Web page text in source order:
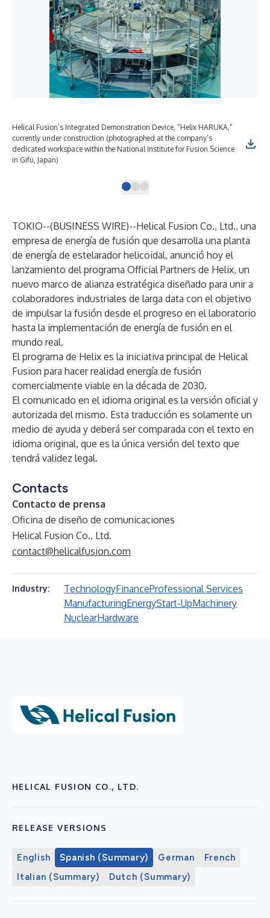
Helical Fusion’s Integrated Demonstration Device, “Helix HARUKA,”
currently under construction (photographed at the company’s
dedicated workspace within the National Institute for Fusion Science
in Gifu, Japan)
TOKIO--(BUSINESS WIRE)--Helical Fusion Co., Ltd., una
empresa de energía de fusión que desarrolla una planta
de energía de estelarador helicoidal, anunció hoy el
lanzamiento del programa Official Partners de Helix, un
nuevo marco de alianza estratégica diseñado para unir a
colaboradores industriales de larga data con el objetivo
de impulsar la fusión desde el progreso en el laboratorio
hasta la implementación de energía de fusión en el
mundo real.
El programa de Helix es la iniciativa principal de Helical
Fusion para hacer realidad energía de fusión
comercialmente viable en la década de 2030.
El comunicado en el idioma original es la versión oficial y
autorizada del mismo. Esta traducción es solamente un
medio de ayuda y deberá ser comparada con el texto en
idioma original, que es la única versión del texto que
tendrá validez legal.
Contacts
Contacto de prensa
Oficina de diseño de comunicaciones
Helical Fusion Co., Ltd.
contact@helicalfusion.com
Industry: TechnologyFinanceProfessional Services
ManufacturingEnergyStart-UpMachinery
NuclearHardware
HELICAL FUSION CO., LTD.
RELEASE VERSIONS
English Spanish (Summary) German
French
Italian (Summary)
Dutch (Summary)